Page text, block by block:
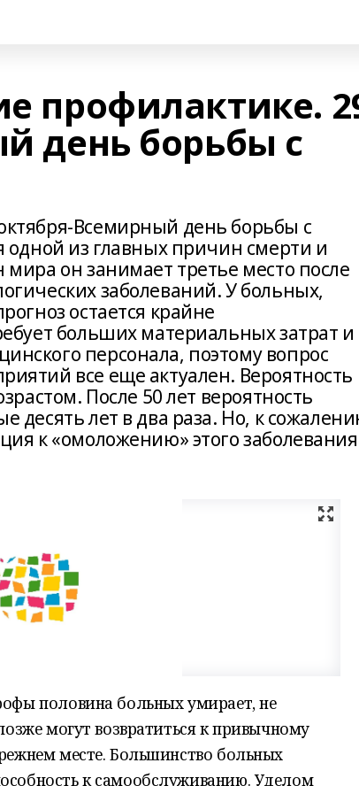
профилактике.
день борьбы с
Всемирный день борьбы с
одной из главных причин смерти и
он занимает третье место после
заболеваний. У больных,
остается крайне
больших материальных затрат и
персонала, поэтому вопрос
все еще актуален. Вероятность
После 50 лет вероятность
десять лет в два раза. Но, к
к «омоложению» этого заболевания
половина больных умирает, не
могут возвратиться к привычному
месте. Большинство больных
к самообслуживанию. Уделом